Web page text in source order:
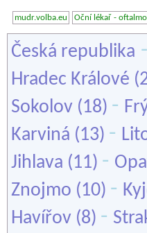
mudr.volba.eu Oční lékař -
Česká republika -
Hradec Králové
Sokolov (18) -
Karviná (13) -
Jihlava (11) -
Znojmo (10) -
Havířov (8) -